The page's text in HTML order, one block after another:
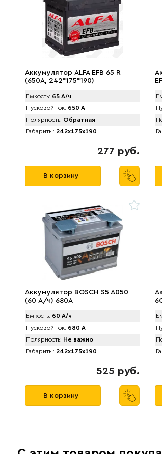
Аккумулятор АLFA EFB 65 R
(650A, 242*175*190)
Емкость: 65 А/ч
Пусковой ток: 650 А
Полярность: Обратная
Габариты: 242x175x190
277 руб.
В корзину
Аккумулятор BOSCH S5 A050
(60 А/ч) 680А
Емкость: 60 А/ч
Пусковой ток: 680 А
Полярность: Не важно
Габариты: 242x175x190
525 руб.
В корзину